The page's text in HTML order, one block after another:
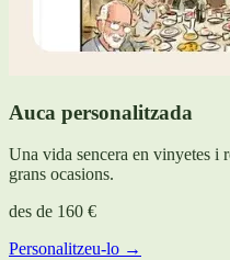
Auca personalitzada
Una vida sencera en vinyetes i
grans ocasions.
des de 160 €
Personalitzeu-lo →